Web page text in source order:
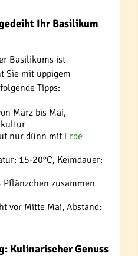
Ihr Basilikum
Basilikums ist
Sie mit üppigem
Tipps:
März bis Mai,
nur dünn mit Erde
15-20°C, Keimdauer:
zusammen
vor Mitte Mai, Abstand:
Kulinarischer Genuss